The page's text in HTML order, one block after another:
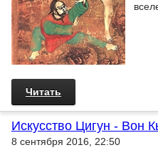
Читать
Искусство Цигун - Вон
8 сентября 2016, 22:50